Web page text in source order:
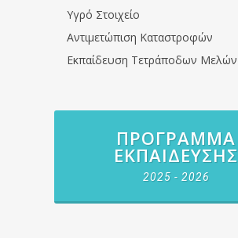
Υγρό Στοιχείο
Αντιμετώπιση Καταστροφών
Εκπαίδευση Τετράποδων Μελών
ΠΡΌΓΡΑΜΜΑ
ΕΚΠΑΊΔΕΥΣΗΣ
2025 - 2026